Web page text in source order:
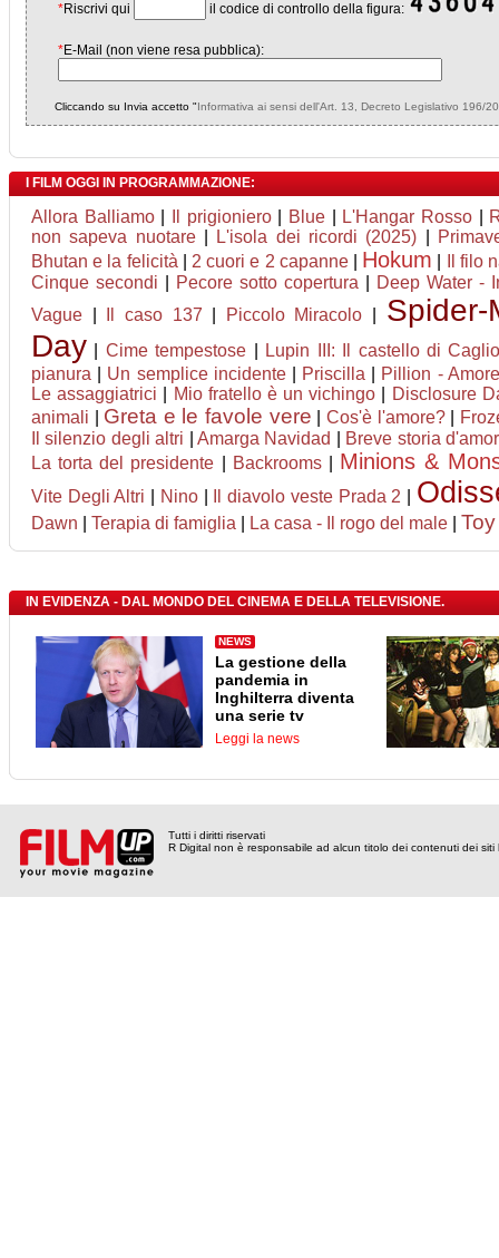
*Riscrivi qui il codice di controllo della figura:
*E-Mail (non viene resa pubblica):
Cliccando su Invia accetto "Informativa ai sensi dell'Art. 13, Decreto Legislativo 196/
I FILM OGGI IN PROGRAMMAZIONE:
Allora Balliamo| Il prigioniero| Blue L'Hangar Rosso
non sapeva nuotare| L'isola dei ricordi (2025)
Bhutan e la felicità
2 cuori e 2 capanne| Hokum
Il filo
Cinque secondi
Pecore sotto copertura
Deep Water -
Vague
Il caso 137 Piccolo Miracolo
Day
Cime tempestose
Lupin III: Il castello di
pianura
Un semplice incidente| Priscilla
Pillion -
Le assaggiatrici
Mio fratello è un vichingo
Disclosure
animali
Greta e le favole vere Cos'è l'amore?|
Il silenzio degli altri |Amarga Navidad
Breve storia
La torta del presidente
Backrooms| Minions &
Vite Degli Altri Nino| Il diavolo veste Prada 2
Dawn Terapia di famiglia La casa - Il rogo del male
IN EVIDENZA - DAL MONDO DEL CINEMA E DELLA TELEVISIONE.
NEWS
La gestione della
pandemia in
Inghilterra diventa
una serie tv
Leggi la news
Tutti i diritti riservati
R Digital non è responsabile ad alcun titolo dei contenuti dei siti